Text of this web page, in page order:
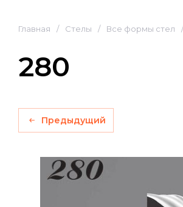
Главная / Стелы / Все формы стел /
280
Предыдущий